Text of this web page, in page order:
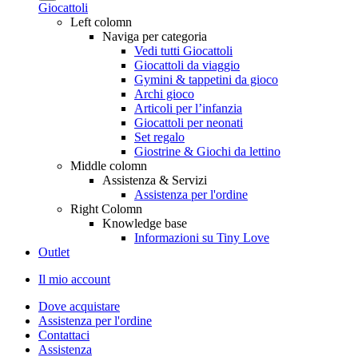
Giocattoli
Left colomn
Naviga per categoria
Vedi tutti Giocattoli
Giocattoli da viaggio
Gymini & tappetini da gioco
Archi gioco
Articoli per l’infanzia
Giocattoli per neonati
Set regalo
Giostrine & Giochi da lettino
Middle colomn
Assistenza & Servizi
Assistenza per l'ordine
Right Colomn
Knowledge base
Informazioni su Tiny Love
Outlet
Il mio account
Dove acquistare
Assistenza per l'ordine
Contattaci
Assistenza